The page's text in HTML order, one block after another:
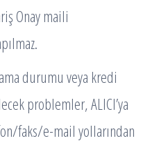
Onay maili
durumu veya kredi
problemler, ALICI’ya
faks/e-mail yollarından